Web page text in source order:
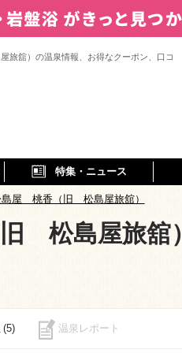
舘）の温泉情報、お得なクーポン、口コ
特集・ニュース
屋 桃香（旧 松島屋旅舘）
松島屋旅舘）
(5) 温泉レポート